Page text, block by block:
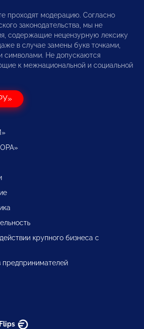
проходят модерацию. Согласно
законодательства, мы не
содержащие нецензурную лексику
в случае замены букв точками,
Не допускаются
к межнациональной и социальной
крупного бизнеса с
Flips